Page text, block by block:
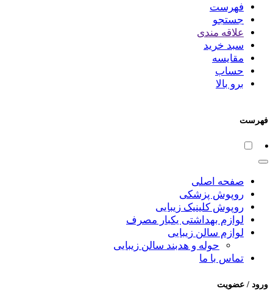
فهرست
جستجو
علاقه مندی
سبد خرید
مقایسه
حساب
برو بالا
فهرست
صفحه اصلی
روپوش پزشکی
روپوش کلینیک زیبایی
لوازم بهداشتی یکبار مصرف
لوازم سالن زیبایی
حوله و هدبند سالن زیبایی
تماس با ما
ورود / عضویت